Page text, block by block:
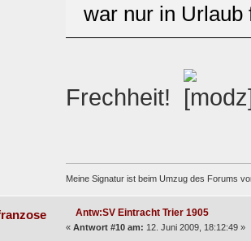
war nur in Urlaub
Frechheit!
Meine Signatur ist beim Umzug des Forums
Antw:SV Eintracht Trier 1905
« Antwort #10 am: 12. Juni 2009, 18:12:49 »